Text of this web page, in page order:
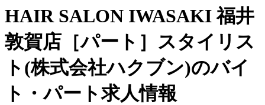
HAIR SALON IWASAKI 福井
敦賀店［パート］スタイリス
ト(株式会社ハクブン)のバイ
ト・パート求人情報